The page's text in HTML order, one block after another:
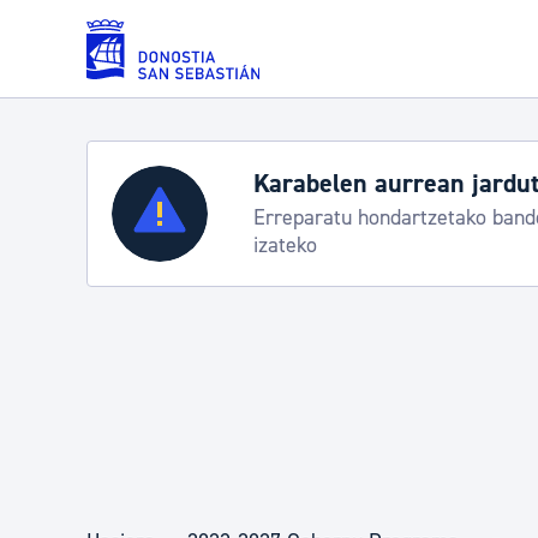
Eduki nagusira joan
Zerbitzuak
Errolda eta gai pertsonalak
Karabelen aurrean
Erreparatu hondartzetako
izateko